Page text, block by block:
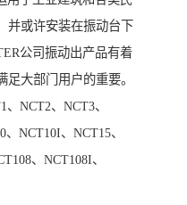
并或许安装在振动台下
公司振动出产品有着
大部门用户的重要。
NCT2、NCT3、
NCT10I、NCT15、
、NCT108I、